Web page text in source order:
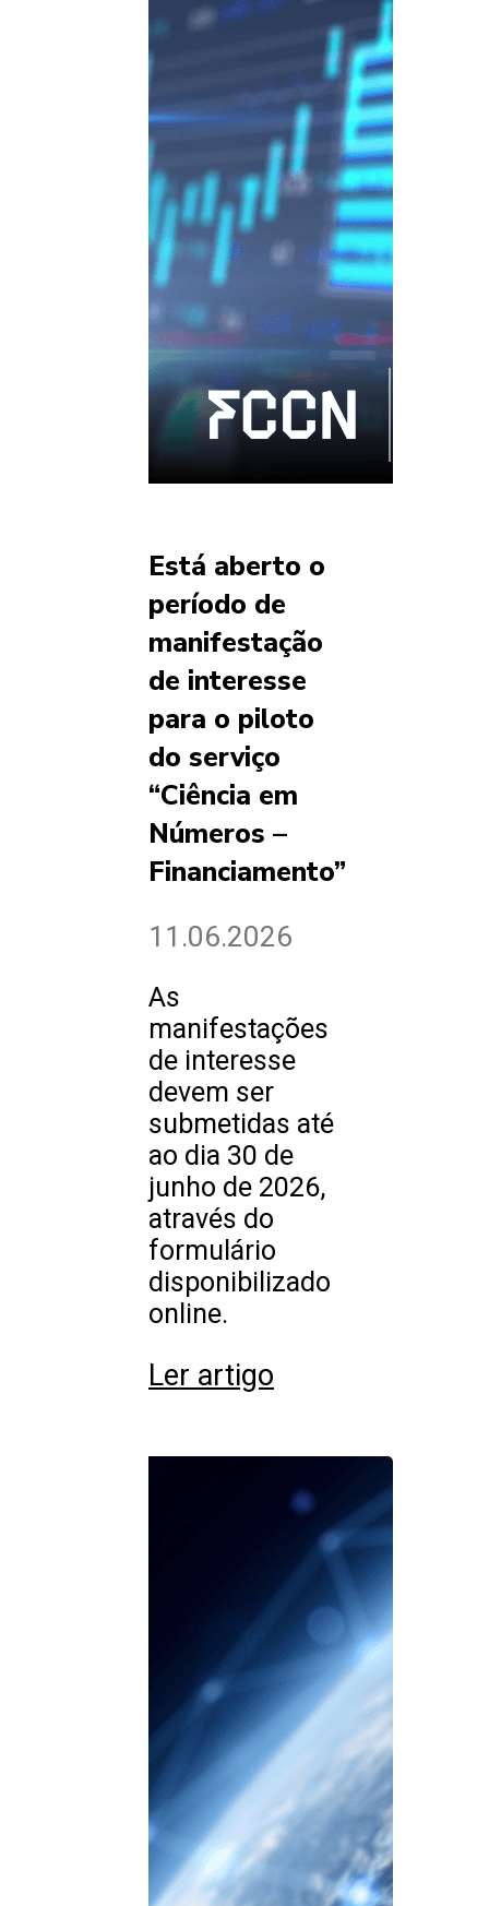
Está aberto o
período de
manifestação
de interesse
para o piloto
do serviço
“Ciência em
Números –
Financiamento”
11.06.2026
As
manifestações
de interesse
devem ser
submetidas até
ao dia 30 de
junho de 2026,
através do
formulário
disponibilizado
online.
Ler artigo